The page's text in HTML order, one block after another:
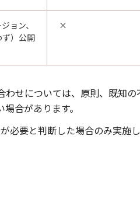
ョン、
）公開
×
わせについては、原則、既知
合があります。
必要と判断した場合のみ実施し